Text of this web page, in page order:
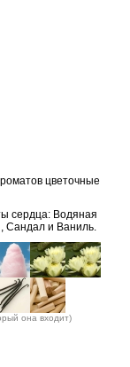
цветочные
сердца: Водяная
Сандал и Ваниль.
она входит)